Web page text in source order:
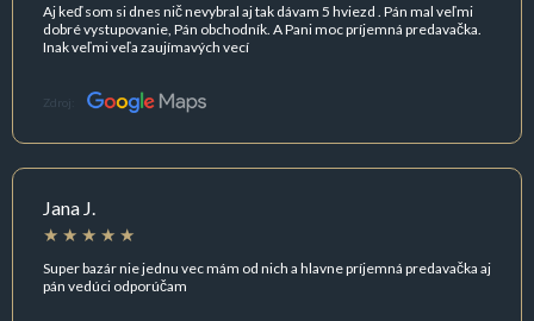
Aj keď som si dnes nič nevybral aj tak dávam 5 hviezd . Pán mal veľmi
dobré vystupovanie, Pán obchodník. A Pani moc príjemná predavačka.
Inak veľmi veľa zaujímavých vecí
Zdroj:
Jana J.
Super bazár nie jednu vec mám od nich a hlavne príjemná predavačka aj
pán vedúci odporúčam